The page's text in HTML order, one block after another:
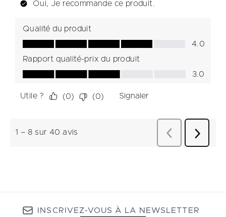
INSCRIVEZ-VOUS À LA NEWSLETTER